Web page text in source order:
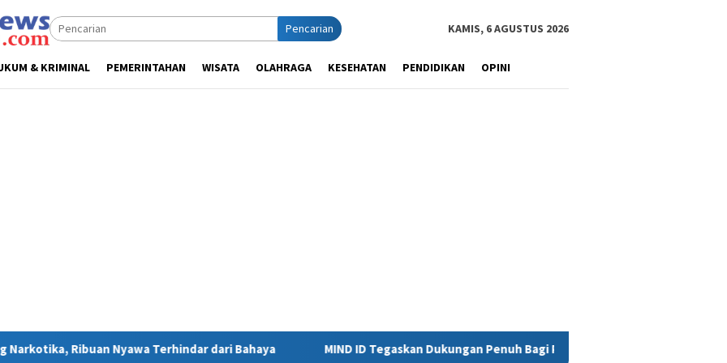
Pencarian KAMIS, 6 AGUSTUS 2026
& KRIMINAL PEMERINTAHAN WISATA OLAHRAGA KESEHATAN PENDIDIKAN OPINI
Terhindar dari Bahaya MIND ID Tegaskan Dukungan Penuh Bagi PT Vale di Pomalaa, Perkuat Kepastian Investasi dan